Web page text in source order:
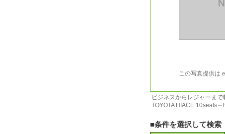
この写真提供は
ビジネスからレジャーま
TOYOTA HIACE 10seats
■条件を選択して検索